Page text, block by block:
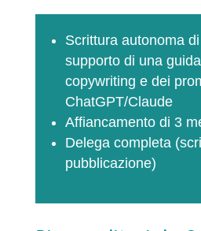
Scrittura autonoma
supporto di una
copywriting e dei
ChatGPT/Claude
Affiancamento di 3
Delega completa
pubblicazione)